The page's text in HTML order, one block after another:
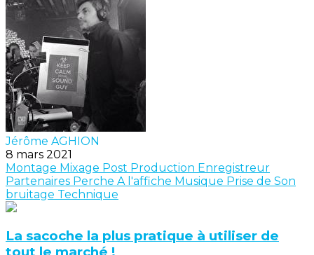
Jérôme AGHION
8 mars 2021
Montage Mixage Post Production Enregistreur
Partenaires Perche A l'affiche Musique Prise de Son
bruitage Technique
La sacoche la plus pratique à utiliser de